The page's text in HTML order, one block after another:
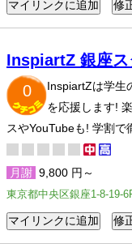
InspiartZ 銀座ス
0
InspiartZは学生
を応援します!
スやYouTubeも! 学割で
月謝 9,800 円～
東京都中央区銀座1-8-19-